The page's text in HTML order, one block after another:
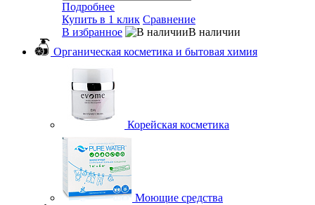
Подробнее
Купить в 1 клик Сравнение
В избранное
В наличии
Органическая косметика и бытовая химия
Корейская косметика
Моющие средства